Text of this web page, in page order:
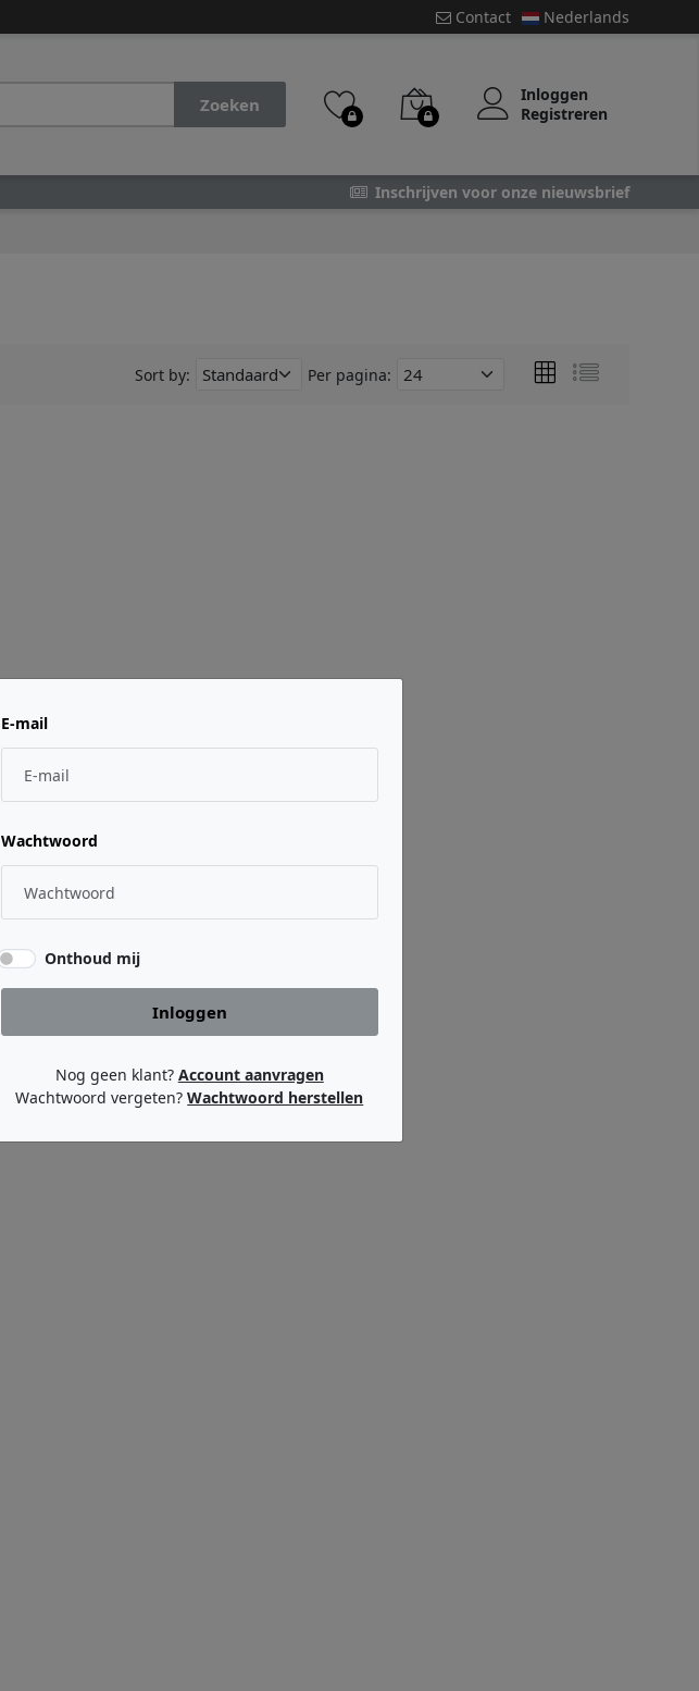
Contact Nederlands
Zoeken
Inloggen
Registreren
Inschrijven voor onze nieuwsbrief
Sort by: Per pagina:
E-mail
Wachtwoord
Onthoud mij
Inloggen
Nog geen klant? Account aanvragen
Wachtwoord vergeten?Wachtwoord herstellen